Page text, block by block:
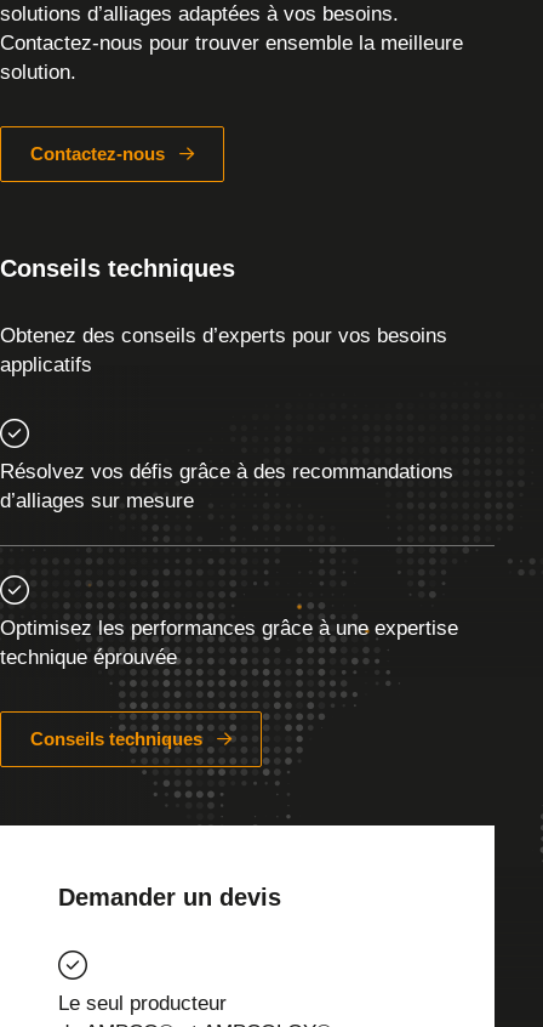
solutions d’alliages adaptées à vos besoins.
Contactez-nous pour trouver ensemble la meilleure
solution.
Contactez-nous
Conseils techniques
Obtenez des conseils d’experts pour vos besoins
applicatifs
Résolvez vos défis grâce à des recommandations
d’alliages sur mesure
Optimisez les performances grâce à une expertise
technique éprouvée
Conseils techniques
Demander un devis
Le seul producteur